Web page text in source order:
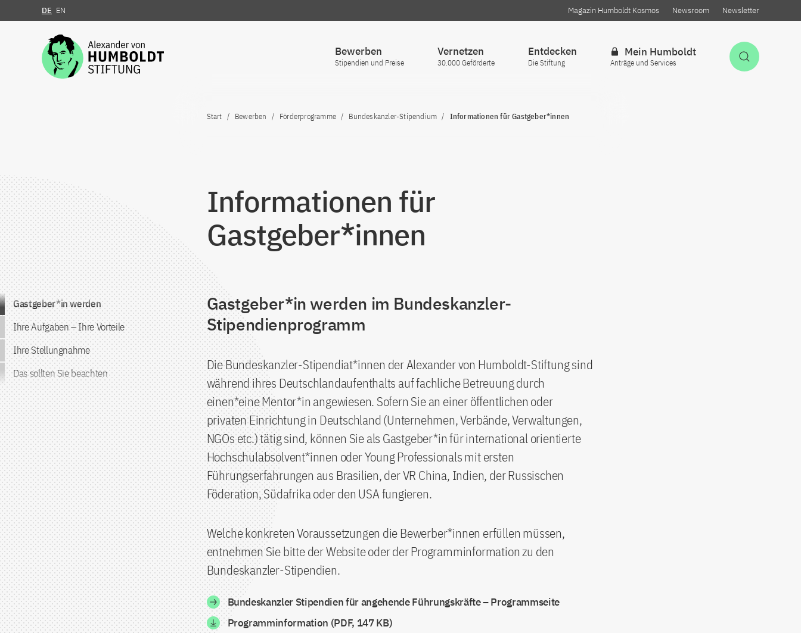
Zum Inhalt springen
DE EN Magazin Humboldt Kosmos Newsroom Newsletter
Bewerben
Stipendien und Preise
Vernetzen
30.000 Geförderte
Entdecken
Die Stiftung
Mein Humboldt
Anträge und Services
Start Bewerben Förderprogramme Bundeskanzler-Stipendium Informationen für Gastgeber*innen
Informationen für
Gastgeber*innen
Zum Inhalt springen
Gastgeber*in werden
Ihre Aufgaben – Ihre Vorteile
Ihre Stellungnahme
Das sollten Sie beachten
Gastgeber*in werden im Bundeskanzler-
Stipendienprogramm
Die Bundeskanzler-Stipendiat*innen der Alexander von Humboldt-Stiftung sind
während ihres Deutschlandaufenthalts auf fachliche Betreuung durch
einen*eine Mentor*in angewiesen. Sofern Sie an einer öffentlichen oder
privaten Einrichtung in Deutschland (Unternehmen, Verbände, Verwaltungen,
NGOs etc.) tätig sind, können Sie als Gastgeber*in für international orientierte
Hochschulabsolvent*innen oder Young Professionals mit ersten
Führungserfahrungen aus Brasilien, der VR China, Indien, der Russischen
Föderation, Südafrika oder den USA fungieren.
Welche konkreten Voraussetzungen die Bewerber*innen erfüllen müssen,
entnehmen Sie bitte der Website oder der Programminformation zu den
Bundeskanzler-Stipendien.
Bundeskanzler Stipendien für angehende Führungskräfte – Programmseite
Programminformation (PDF, 147 KB)